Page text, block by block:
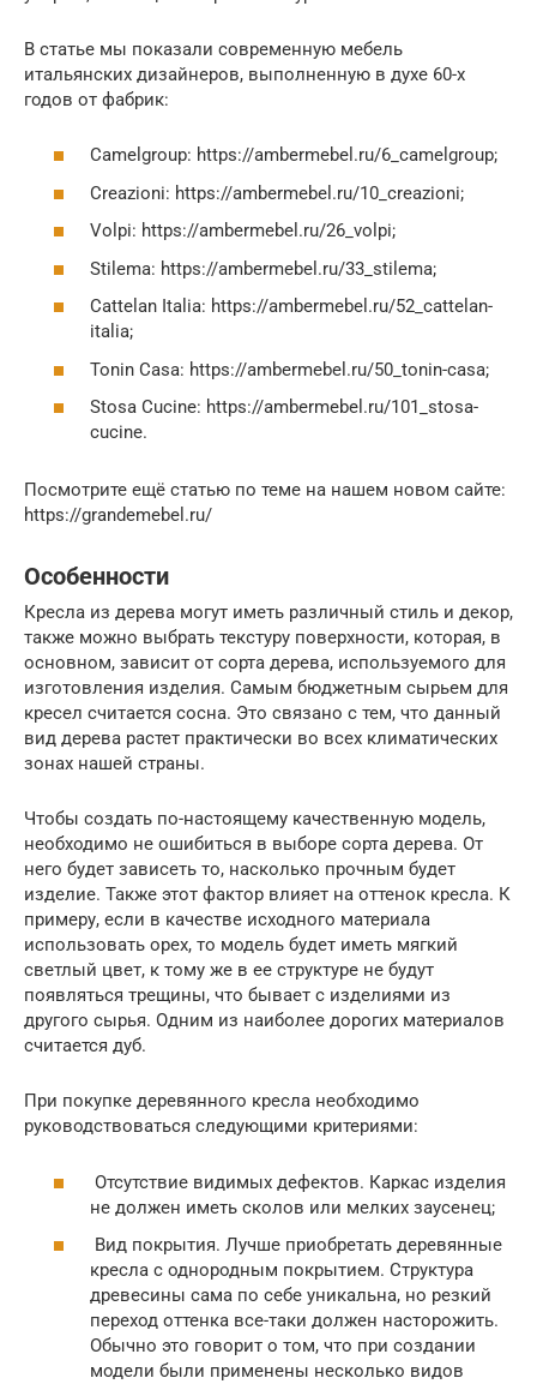
В статье мы показали современную мебель
итальянских дизайнеров, выполненную в духе 60-х
годов от фабрик:
Camelgroup: https://ambermebel.ru/6_camelgroup;
Creazioni: https://ambermebel.ru/10_creazioni;
Volpi: https://ambermebel.ru/26_volpi;
Stilema: https://ambermebel.ru/33_stilema;
Cattelan Italia: https://ambermebel.ru/52_cattelan-
italia;
Tonin Casa: https://ambermebel.ru/50_tonin-casa;
Stosa Cucine: https://ambermebel.ru/101_stosa-
cucine.
Посмотрите ещё статью по теме на нашем новом сайте:
https://grandemebel.ru/
Особенности
Кресла из дерева могут иметь различный стиль и декор,
также можно выбрать текстуру поверхности, которая, в
основном, зависит от сорта дерева, используемого для
изготовления изделия. Самым бюджетным сырьем для
кресел считается сосна. Это связано с тем, что данный
вид дерева растет практически во всех климатических
зонах нашей страны.
Чтобы создать по-настоящему качественную модель,
необходимо не ошибиться в выборе сорта дерева. От
него будет зависеть то, насколько прочным будет
изделие. Также этот фактор влияет на оттенок кресла. К
примеру, если в качестве исходного материала
использовать орех, то модель будет иметь мягкий
светлый цвет, к тому же в ее структуре не будут
появляться трещины, что бывает с изделиями из
другого сырья. Одним из наиболее дорогих материалов
считается дуб.
При покупке деревянного кресла необходимо
руководствоваться следующими критериями:
Отсутствие видимых дефектов. Каркас изделия
не должен иметь сколов или мелких заусенец;
Вид покрытия. Лучше приобретать деревянные
кресла с однородным покрытием. Структура
древесины сама по себе уникальна, но резкий
переход оттенка все-таки должен насторожить.
Обычно это говорит о том, что при создании
модели были применены несколько видов